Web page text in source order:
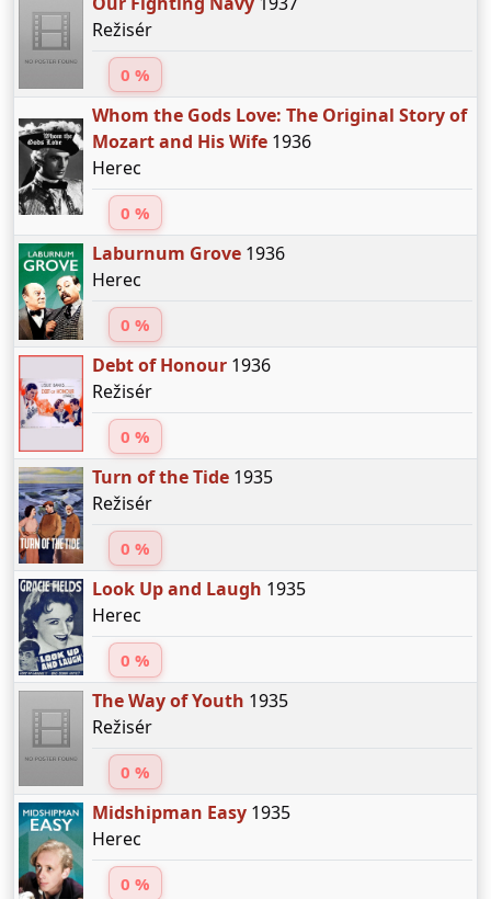
Režisér
0 %
Whom the Gods Love: The Original Story of
Mozart and His Wife1936
Herec
0 %
Laburnum Grove1936
Herec
0 %
Debt of Honour1936
Režisér
0 %
Turn of the Tide1935
Režisér
0 %
Look Up and Laugh 1935
Herec
0 %
The Way of Youth 1935
Režisér
0 %
Midshipman Easy1935
Herec
0 %